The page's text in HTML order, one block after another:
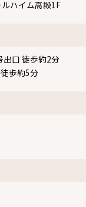
ハイム高殿1F
出口 徒歩約2分
歩約5分